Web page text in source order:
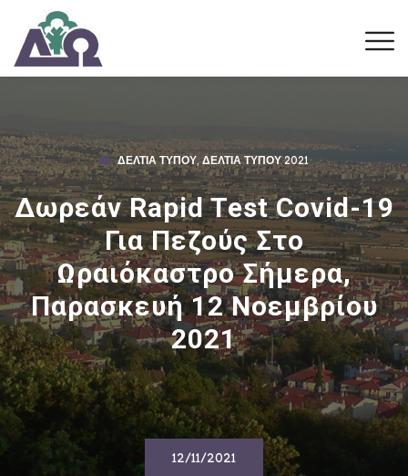
ΔΕΛΤΊΑ ΤΎΠΟΥ,ΔΕΛΤΊΑ ΤΎΠΟΥ 2021
Δωρεάν Rapid Test Covid-19
Για Πεζούς Στο
Ωραιόκαστρο Σήμερα,
Παρασκευή 12 Νοεμβρίου
2021
12/11/2021